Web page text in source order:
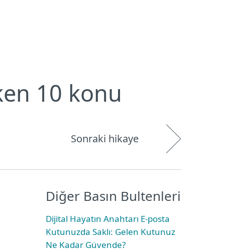
10 konu
Sonraki hikaye
Diğer Basın Bultenleri
Dijital Hayatın Anahtarı E-posta
Kutunuzda Saklı: Gelen Kutunuz
Ne Kadar Güvende?